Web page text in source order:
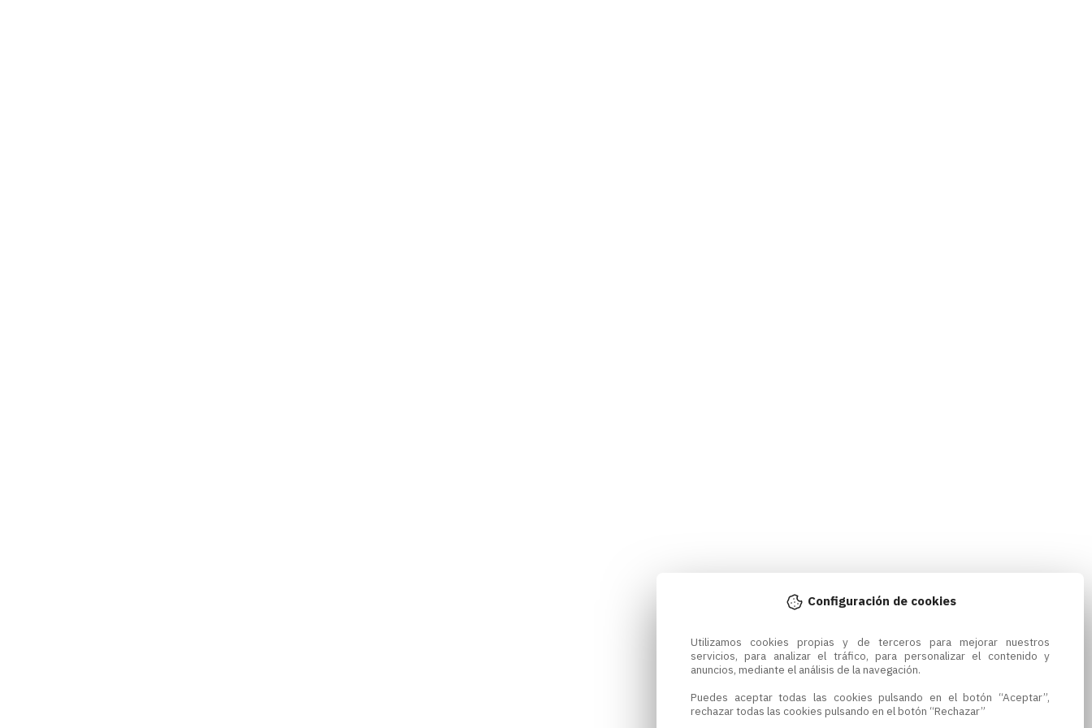
Configuración de cookies
Utilizamos cookies propias y de terceros para mejorar nuestros
servicios, para analizar el tráfico, para personalizar el contenido y
anuncios, mediante el análisis de la navegación.
Puedes aceptar todas las cookies pulsando en el botón “Aceptar”,
rechazar todas las cookies pulsando en el botón “Rechazar”